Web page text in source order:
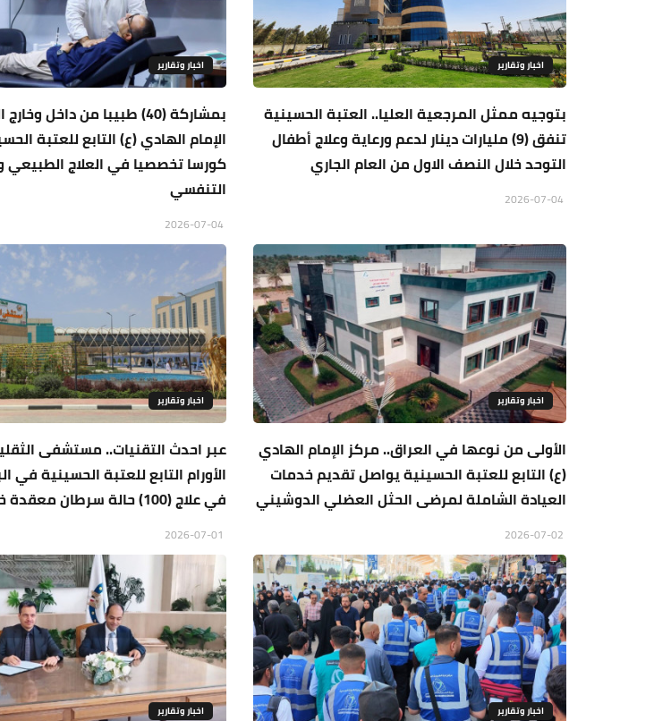
اخبار وتقارير
بتوجيه ممثل المرجعية العليا.. العتبة الحسينية
تنفق (9) مليارات دينار لدعم ورعاية وعلاج أطفال
التوحد خلال النصف الاول من العام الجاري
اخبار وتقارير
بمشاركة (40) طبيبا من داخل
الإمام الهادي (ع) التابع للعتبة
كورسا تخصصيا في العلاج الطبيعي
التنفسي
اخبار وتقارير
الأولى من نوعها في العراق.. مركز الإمام الهادي
(ع) التابع للعتبة الحسينية يواصل تقديم خدمات
العيادة الشاملة لمرضى الحثل العضلي الدوشيني
اخبار وتقارير
عبر احدث التقنيات.. مستشفى
الأورام التابع للعتبة الحسينية في
في علاج (100) حالة سرطان معقدة خلال عام
اخبار وتقارير اخبار وتقارير